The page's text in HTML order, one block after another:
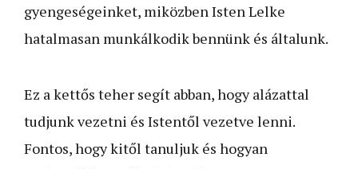
gyenge­ségeinket, miközben Isten Lelke
hatalmasan munkálkodik ben­nünk és általunk.
Ez a kettős teher segít abban, hogy alázattal
tudjunk vezetni és Istentől vezetve lenni.
Fontos, hogy kitől tanuljuk és hogyan